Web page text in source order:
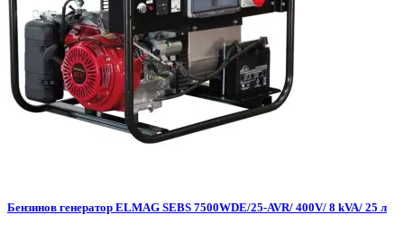
Бензинов генератор ELMAG SEBS 7500WDE/25-AVR/ 400V/ 8 kVA/ 25 л